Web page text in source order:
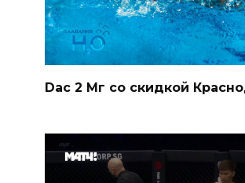
Dac 2 Мг со скидкой